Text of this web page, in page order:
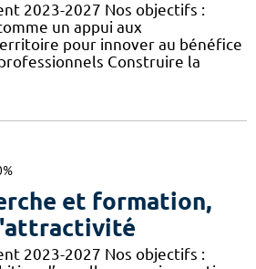
2023-2027 Nos objectifs :
un appui aux
pour innover au bénéfice
Construire la
et formation,
2023-2027 Nos objectifs :